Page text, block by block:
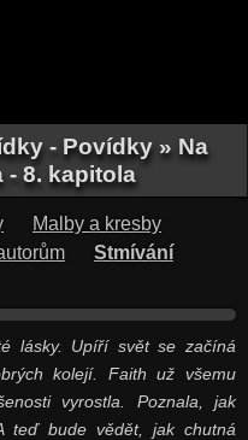
- Povídky » Na
- 8. kapitola
Malby a kresby
Stmívání
lásky. Upíří svět se začíná
kolejí. Faith už všemu
vyrostla. Poznala, jak
teď bude vědět, jak chutná